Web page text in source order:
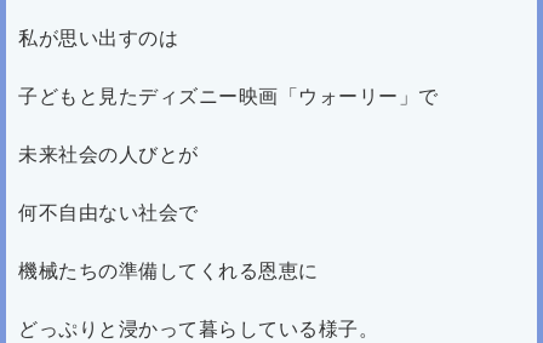
私が思い出すのは
子どもと見たディズニー映画「ウォーリー」で
未来社会の人びとが
何不自由ない社会で
機械たちの準備してくれる恩恵に
どっぷりと浸かって暮らしている様子。